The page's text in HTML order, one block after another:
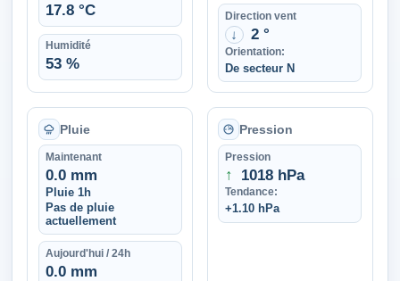
17.8 °C
Humidité
53 %
Direction vent
↑ 2 °
Orientation:
De secteur N
Pluie
Maintenant
0.0 mm
Pluie 1h
Pas de pluie
actuellement
Aujourd'hui / 24h
0.0 mm
Pression
Pression
↑ 1018 hPa
Tendance:
+1.10 hPa